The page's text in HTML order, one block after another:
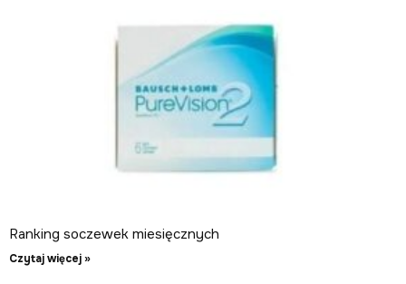
Ranking soczewek miesięcznych
Czytaj więcej »